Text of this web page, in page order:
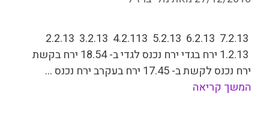
7.2.13 6.2.13 5.2.13 4.2.113 3.2.13 2.2.13
1.2.13 ירח בגדי ירח נכנס לגדי ב- 18.54 ירח בקשת
ירח נכנס לקשת ב- 17.45 ירח בעקרב ירח נכנס …
המשך קריאה